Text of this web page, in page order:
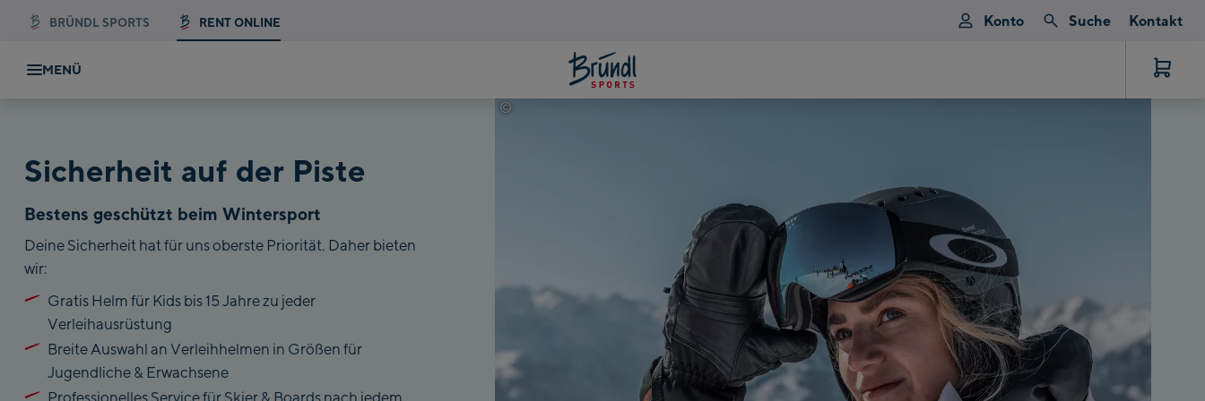
BRÜNDL SPORTS RENT ONLINE Konto Suche Kontakt
MENÜ
Sicherheit auf der Piste
Bestens geschützt beim Wintersport
Deine Sicherheit hat für uns oberste Priorität. Daher bieten
wir:
Gratis Helm für Kids bis 15 Jahre zu jeder
Verleihausrüstung
Breite Auswahl an Verleihhelmen in Größen für
Jugendliche & Erwachsene
Professionelles Service für Skier & Boards nach jedem
©